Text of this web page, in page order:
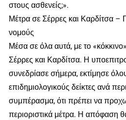
στους ασθενείς;».
Μέτρα σε Σέρρες και Καρδίτσα –
νομούς
Μέσα σε όλα αυτά, με το
Σέρρες και Καρδίτσα. Η
συνεδρίασε σήμερα, εκτίμησε
επιδημιολογικούς δείκτες ανά
συμπέρασμα, ότι πρέπει να
περιοριστικά μέτρα. Η απόφαση